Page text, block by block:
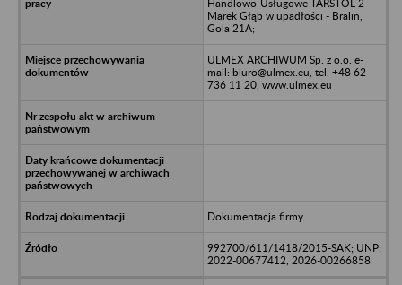
Handlowo-Usługowe TARSTOL 2
Marek Głąb w upadłości - Bralin,
Gola 21A;
ULMEX ARCHIWUM Sp. z o.o. e-
mail: biuro@ulmex.eu, tel. +48 62
736 11 20, www.ulmex.eu
Dokumentacja firmy
992700/611/1418/2015-SAK; UNP:
2022-00677412, 2026-00266858